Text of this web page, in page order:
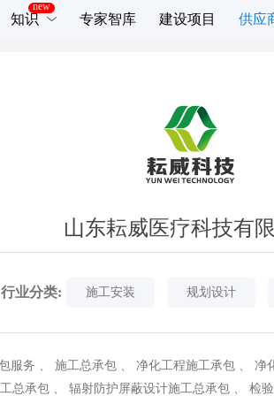
知识 专家智库 建设项目 供应
山东耘威医疗科技有
行业分类: 施工安装 规划设计